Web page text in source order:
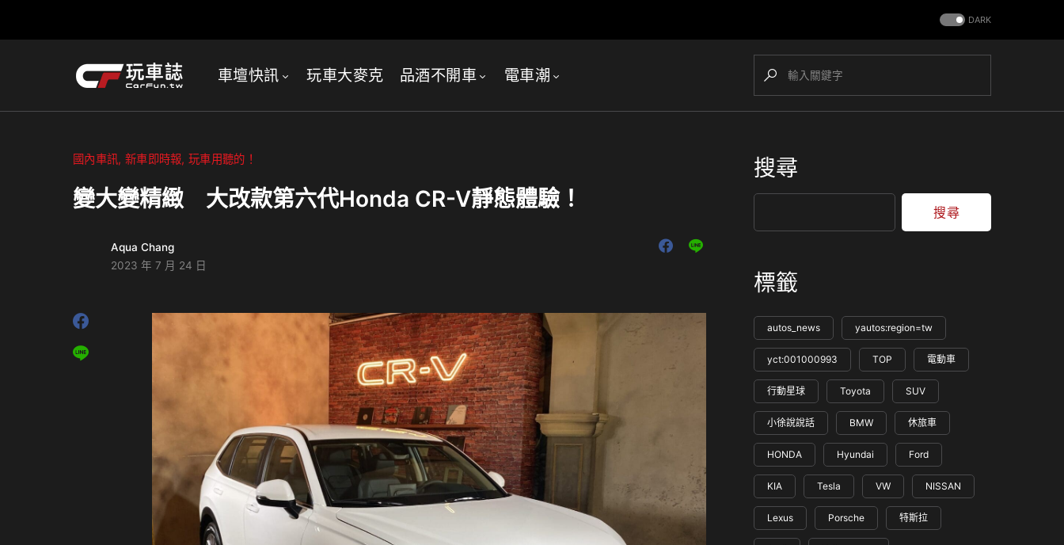
DARK
車壇快訊 玩車大麥克 品酒不開車 電車潮
國內車訊 新車即時報 玩車用聽的！
變大變精緻 大改款第六代Honda CR-V靜態體驗！
Aqua Chang
2023 年 7 月 24 日
搜尋
搜尋
標籤
autos_news yautos:region=tw
yct:001000993 TOP 電動車
行動星球 Toyota SUV
小徐說說話 BMW 休旅車
HONDA Hyundai Ford
KIA Tesla VW NISSAN
Lexus Porsche 特斯拉